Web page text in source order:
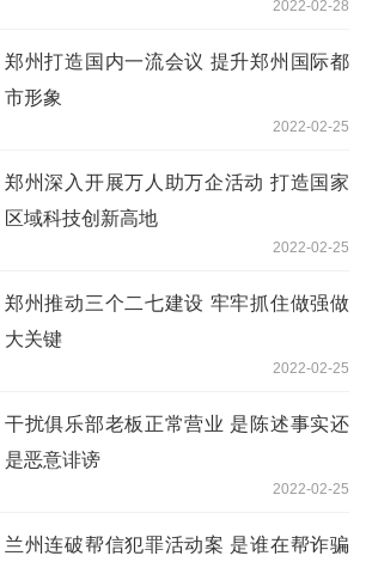
2022-02-28
郑州打造国内一流会议 提升郑州国际都
市形象
2022-02-25
郑州深入开展万人助万企活动 打造国家
区域科技创新高地
2022-02-25
郑州推动三个二七建设 牢牢抓住做强做
大关键
2022-02-25
干扰俱乐部老板正常营业 是陈述事实还
是恶意诽谤
2022-02-25
兰州连破帮信犯罪活动案 是谁在帮诈骗